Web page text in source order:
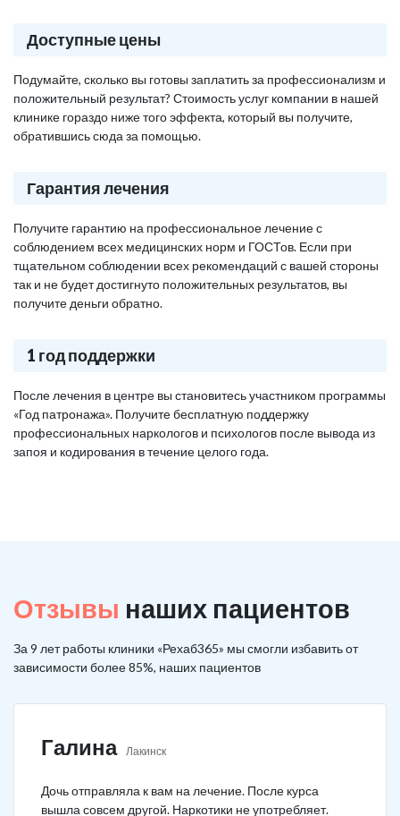
Доступные цены
Подумайте, сколько вы готовы заплатить за профессионализм и
положительный результат? Стоимость услуг компании в нашей
клинике гораздо ниже того эффекта, который вы получите,
обратившись сюда за помощью.
Гарантия лечения
Получите гарантию на профессиональное лечение с
соблюдением всех медицинских норм и ГОСТов. Если при
тщательном соблюдении всех рекомендаций с вашей стороны
так и не будет достигнуто положительных результатов, вы
получите деньги обратно.
1 год поддержки
После лечения в центре вы становитесь участником программы
«Год патронажа». Получите бесплатную поддержку
профессиональных наркологов и психологов после вывода из
запоя и кодирования в течение целого года.
Отзывы наших пациентов
За 9 лет работы клиники «Рехаб365» мы смогли избавить от
зависимости более 85%, наших пациентов
Галина Лакинск
Дочь отправляла к вам на лечение. После курса
вышла совсем другой. Наркотики не употребляет.